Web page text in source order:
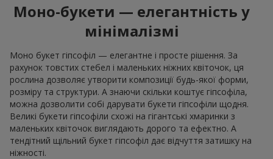
Моно-букети — елегантність у
мінімалізмі
Моно букет гіпсофіл — елегантне і просте рішення. За
рахунок товстих стебел і маленьких ніжних квіточок, ця
рослина дозволяє утворити композиції будь-якої форми,
розміру та структури. А знаючи скільки коштує гіпсофіла,
можна дозволити собі дарувати букети гіпсофіли щодня.
Великі букети гіпсофіли схожі на гігантські хмаринки з
маленьких квіточок виглядають дорого та ефектно. А
тендітний щільний букет гіпсофіл дає відчуття затишку на
ніжності.